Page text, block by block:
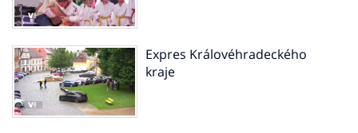
Expres Královéhradeckého
kraje